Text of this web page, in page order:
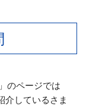
のページでは
介しているさま